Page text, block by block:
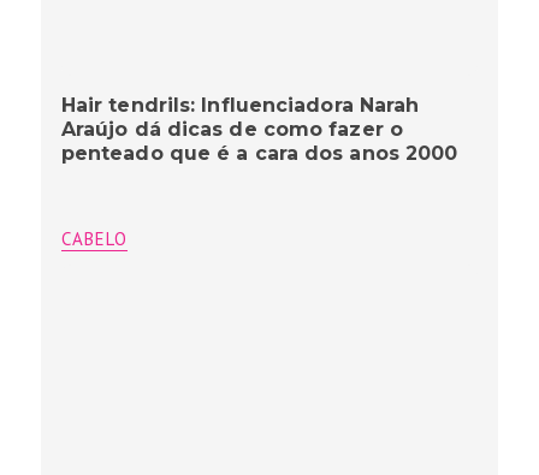
Hair tendrils: Influenciadora Narah
Araújo dá dicas de como fazer o
penteado que é a cara dos anos 2000
CABELO